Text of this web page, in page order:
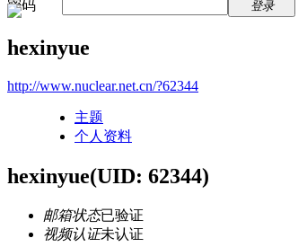
密码 登录
hexinyue
http://www.nuclear.net.cn/?62344
主题
个人资料
hexinyue(UID: 62344)
邮箱状态已验证
视频认证未认证